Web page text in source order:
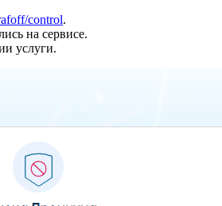
control.
на сервисе.
услуги.